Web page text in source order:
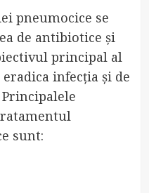
pneumocice se
de antibiotice și
principal al
infecția și de
sunt: